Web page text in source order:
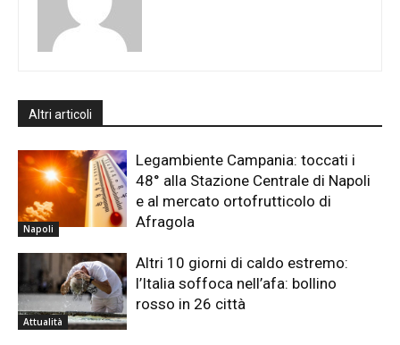
Altri articoli
Napoli
Legambiente Campania: toccati i
48° alla Stazione Centrale di Napoli
e al mercato ortofrutticolo di
Afragola
Attualità
Altri 10 giorni di caldo estremo:
l’Italia soffoca nell’afa: bollino
rosso in 26 città